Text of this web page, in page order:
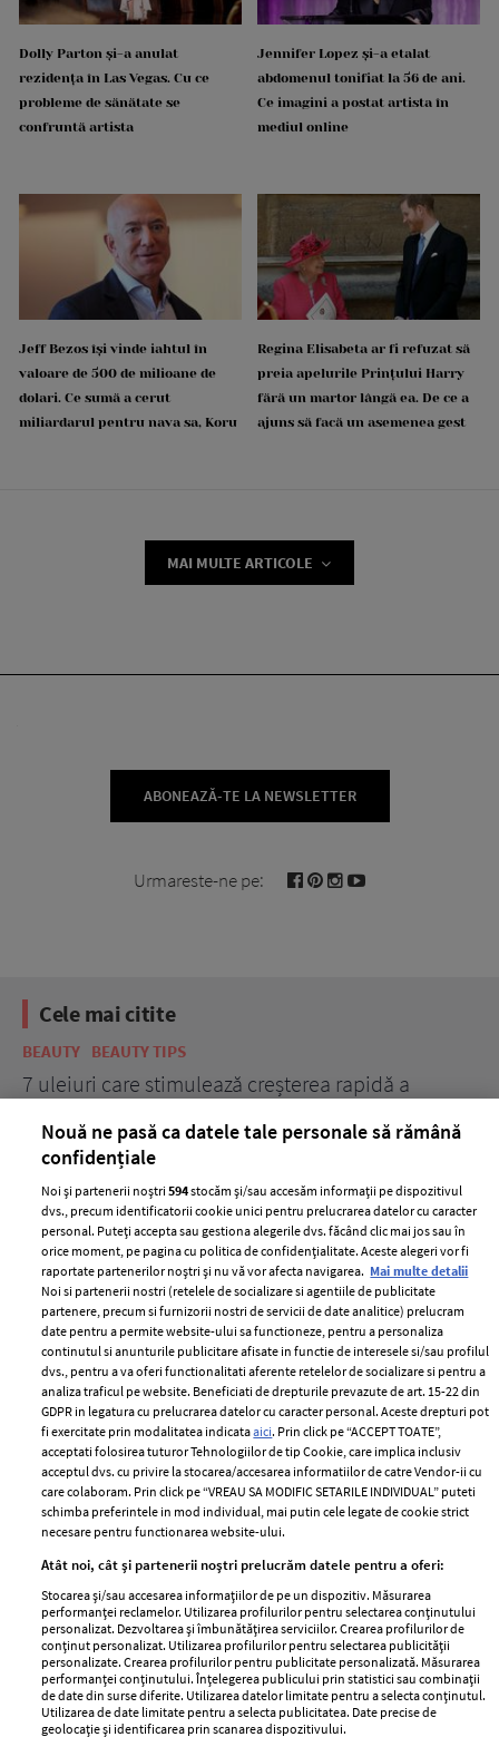
Dolly Parton și-a anulat
rezidența în Las Vegas. Cu ce
probleme de sănătate se
confruntă artista
Jennifer Lopez și-a etalat
abdomenul tonifiat la 56 de ani.
Ce imagini a postat artista în
mediul online
Jeff Bezos își vinde iahtul în
valoare de 500 de milioane de
dolari. Ce sumă a cerut
miliardarul pentru nava sa, Koru
Regina Elisabeta ar fi refuzat să
preia apelurile Prințului Harry
fără un martor lângă ea. De ce a
ajuns să facă un asemenea gest
MAI MULTE ARTICOLE
ABONEAZĂ-TE LA NEWSLETTER
Urmareste-ne pe:
Cele mai citite
BEAUTY BEAUTY TIPS
7 uleiuri care stimulează creșterea rapidă a
ELLE Style Awards
2024
Despre ELLE
Romania
Contact
Abonamente
Termeni si conditii
Politica de
confidențialitate
Politica de cookies
Publicitate
GSP
Unica
Baby
Retete
femei
Viva
Avantaje
Retete practice
Nouă ne pasă ca datele tale personale să rămână
confidențiale
Noi și partenerii noștri594stocăm și/sau accesăm informații pe dispozitivul
dvs., precum identificatorii cookie unici pentru prelucrarea datelor cu caracter
personal. Puteți accepta sau gestiona alegerile dvs. făcând clic mai jos sau în
orice moment, pe pagina cu politica de confidențialitate. Aceste alegeri vor fi
raportate partenerilor noștri și nu vă vor afecta navigarea. Mai multe detalii
Noi si partenerii nostri (retelele de socializare si agentiile de publicitate
partenere, precum si furnizorii nostri de servicii de date analitice) prelucram
date pentru a permite website-ului sa functioneze, pentru a personaliza
continutul si anunturile publicitare afisate in functie de interesele si/sau profilul
dvs., pentru a va oferi functionalitati aferente retelelor de socializare si pentru a
analiza traficul pe website. Beneficiati de drepturile prevazute de art. 15-22 din
GDPR in legatura cu prelucrarea datelor cu caracter personal. Aceste drepturi pot
fi exercitate prin modalitatea indicataaici. Prin click pe “ACCEPT TOATE”,
acceptati folosirea tuturor Tehnologiilor de tip Cookie, care implica inclusiv
acceptul dvs. cu privire la stocarea/accesarea informatiilor de catre Vendor-ii cu
care colaboram. Prin click pe “VREAU SA MODIFIC SETARILE INDIVIDUAL” puteti
schimba preferintele in mod individual, mai putin cele legate de cookie strict
necesare pentru functionarea website-ului.
Atât noi, cât și partenerii noștri prelucrăm datele pentru a oferi:
Stocarea și/sau accesarea informațiilor de pe un dispozitiv. Măsurarea
performanței reclamelor. Utilizarea profilurilor pentru selectarea conținutului
personalizat. Dezvoltarea și îmbunătățirea serviciilor. Crearea profilurilor de
conținut personalizat. Utilizarea profilurilor pentru selectarea publicității
personalizate. Crearea profilurilor pentru publicitate personalizată. Măsurarea
performanței conținutului. Înțelegerea publicului prin statistici sau combinații
de date din surse diferite. Utilizarea datelor limitate pentru a selecta conținutul.
Utilizarea de date limitate pentru a selecta publicitatea. Date precise de
geolocație și identificarea prin scanarea dispozitivului.